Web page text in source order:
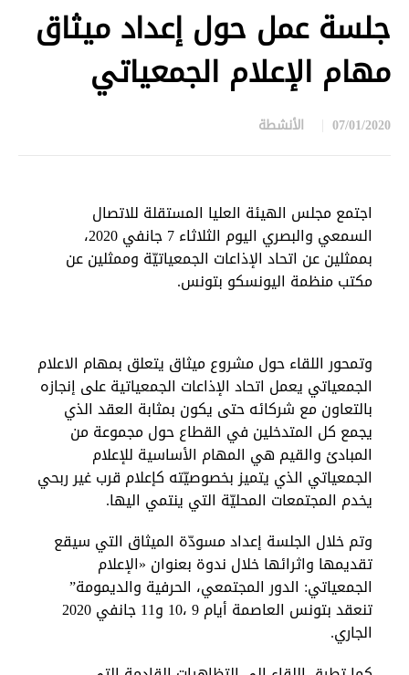
جلسة عمل حول إعداد ميثاق
مهام الإعلام الجمعياتي
07/01/2020 الأنشطة
اجتمع مجلس الهيئة العليا المستقلة للاتصال
السمعي والبصري اليوم الثلاثاء 7 جانفي 2020،
بممثلين عن اتحاد الإذاعات الجمعياتيّة وممثلين عن
مكتب منظمة اليونسكو بتونس.
وتمحور اللقاء حول مشروع ميثاق يتعلق بمهام الاعلام
الجمعياتي يعمل اتحاد الإذاعات الجمعياتية على إنجازه
بالتعاون مع شركائه حتى يكون بمثابة العقد الذي
يجمع كل المتدخلين في القطاع حول مجموعة من
المبادئ والقيم هي المهام الأساسية للإعلام
الجمعياتي الذي يتميز بخصوصيّته كإعلام قرب غير ربحي
يخدم المجتمعات المحليّة التي ينتمي اليها.
وتم خلال الجلسة إعداد مسودّة الميثاق التي سيقع
تقديمها واثرائها خلال ندوة بعنوان «الإعلام
الجمعياتي: الدور المجتمعي، الحرفية والديمومة”
تنعقد بتونس العاصمة أيام 9 ،10 و11 جانفي 2020
الجاري.